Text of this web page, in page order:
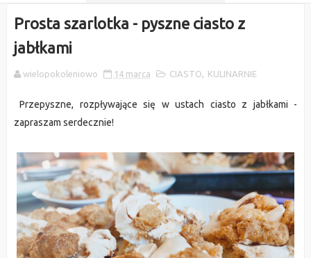
Prosta szarlotka - pyszne ciasto z
jabłkami
wielopokoleniowo 14 marca CIASTO, KULINARNIE
Przepyszne, rozpływające się w ustach ciasto z jabłkami -
zapraszam serdecznie!